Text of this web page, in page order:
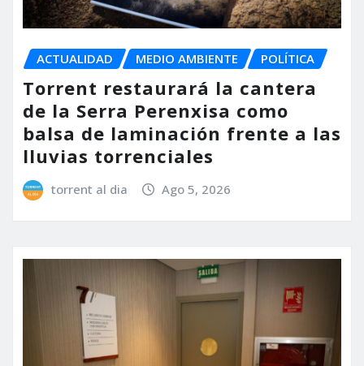
ACTUALIDAD MEDIO AMBIENTE POLÍTICA
Torrent restaurará la cantera
de la Serra Perenxisa como
balsa de laminación frente a las
lluvias torrenciales
torrent al dia Ago 5, 2026